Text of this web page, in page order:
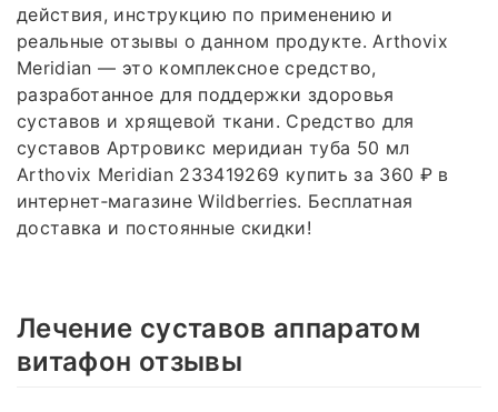
действия, инструкцию по применению и
реальные отзывы о данном продукте. Arthovix
Meridian — это комплексное средство,
разработанное для поддержки здоровья
суставов и хрящевой ткани. Средство для
суставов Артровикс меридиан туба 50 мл
Arthovix Meridian 233419269 купить за 360 ₽ в
интернет‑магазине Wildberries. Бесплатная
доставка и постоянные скидки!
Лечение суставов аппаратом
витафон отзывы